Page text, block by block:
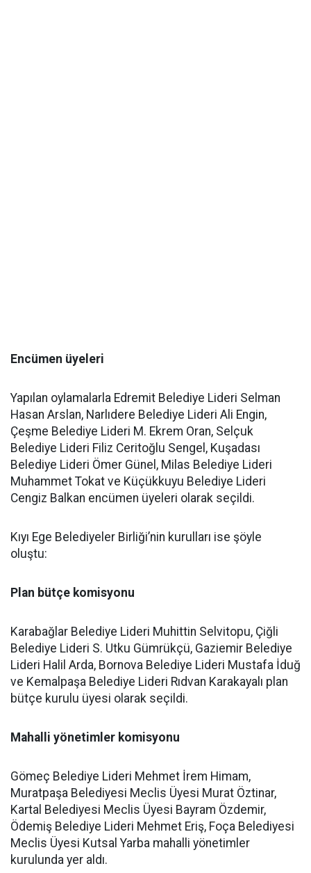
Encümen üyeleri
Yapılan oylamalarla Edremit Belediye Lideri Selman
Hasan Arslan, Narlıdere Belediye Lideri Ali Engin,
Çeşme Belediye Lideri M. Ekrem Oran, Selçuk
Belediye Lideri Filiz Ceritoğlu Sengel, Kuşadası
Belediye Lideri Ömer Günel, Milas Belediye Lideri
Muhammet Tokat ve Küçükkuyu Belediye Lideri
Cengiz Balkan encümen üyeleri olarak seçildi.
Kıyı Ege Belediyeler Birliği’nin kurulları ise şöyle
oluştu:
Plan bütçe komisyonu
Karabağlar Belediye Lideri Muhittin Selvitopu, Çiğli
Belediye Lideri S. Utku Gümrükçü, Gaziemir Belediye
Lideri Halil Arda, Bornova Belediye Lideri Mustafa İduğ
ve Kemalpaşa Belediye Lideri Rıdvan Karakayalı plan
bütçe kurulu üyesi olarak seçildi.
Mahalli yönetimler komisyonu
Gömeç Belediye Lideri Mehmet İrem Himam,
Muratpaşa Belediyesi Meclis Üyesi Murat Öztinar,
Kartal Belediyesi Meclis Üyesi Bayram Özdemir,
Ödemiş Belediye Lideri Mehmet Eriş, Foça Belediyesi
Meclis Üyesi Kutsal Yarba mahalli yönetimler
kurulunda yer aldı.